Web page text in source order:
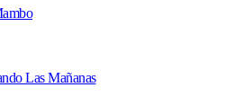
Las Mañanas